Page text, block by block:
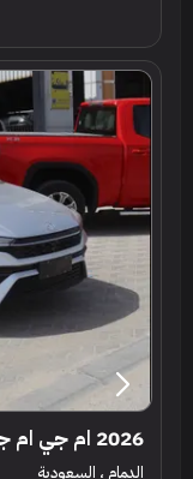
2026 ام جي ام جي 5
الدمام ، السعودية